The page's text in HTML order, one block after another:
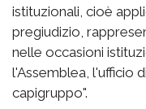
istituzionali, cioè
pregiudizio,
nelle occasioni
l'Assemblea, l'ufficio
capigruppo".